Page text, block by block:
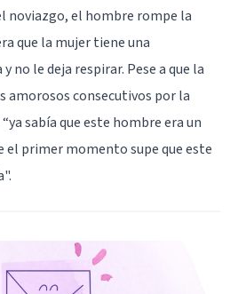
noviazgo, el hombre rompe la
que la mujer tiene una
no le deja respirar. Pese a que la
amorosos consecutivos por la
sabía que este hombre era un
el primer momento supe que este